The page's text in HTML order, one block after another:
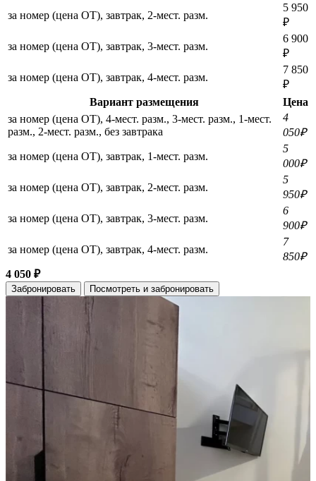
за номер (цена ОТ), завтрак, 2-мест. разм.
5 950
₽
за номер (цена ОТ), завтрак, 3-мест. разм.
6 900
₽
за номер (цена ОТ), завтрак, 4-мест. разм.
7 850
₽
Вариант размещения
Цена
за номер (цена ОТ), 4-мест. разм., 3-мест. разм., 1-мест.
разм., 2-мест. разм., без завтрака
4
050₽
за номер (цена ОТ), завтрак, 1-мест. разм.
5
000₽
за номер (цена ОТ), завтрак, 2-мест. разм.
5
950₽
за номер (цена ОТ), завтрак, 3-мест. разм.
6
900₽
за номер (цена ОТ), завтрак, 4-мест. разм.
7
850₽
4 050 ₽
Забронировать Посмотреть и забронировать